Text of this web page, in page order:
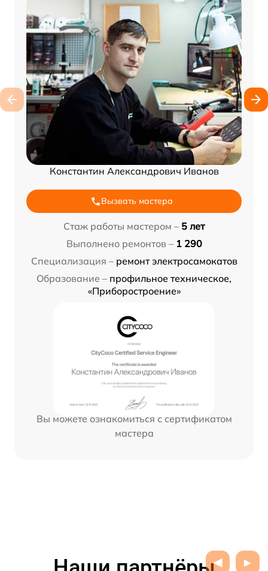
Константин Александрович Иванов
Вызвать мастера
Стаж работы мастером – 5 лет
Выполнено ремонтов – 1 290
Специализация – ремонт электросамокатов
Образование – профильное техническое,
«Приборостроение»
Вы можете ознакомиться с сертификатом
мастера